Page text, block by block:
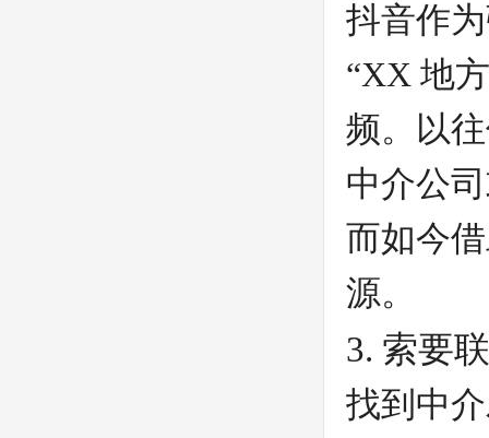
抖音作
“XX 地
频。以
中介公
而如今
源。
3. 索要
找到中